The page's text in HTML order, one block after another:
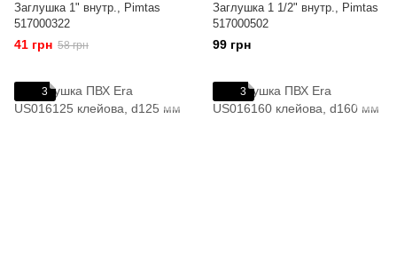
Заглушка 1" внутр., Pimtas
517000322
41 грн 58 грн
Заглушка 1 1/2" внутр., Pimtas
517000502
99 грн
3 3